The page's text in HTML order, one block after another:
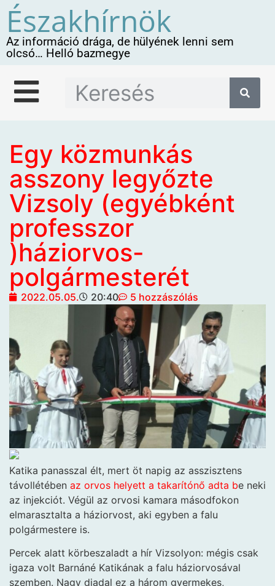
Északhírnök
Az információ drága, de hülyének lenni sem
olcsó… Helló bazmegye
Egy közmunkás
asszony legyőzte
Vizsoly (egyébként
professzor
)háziorvos-
polgármesterét
2022.05.05. 20:40 5 hozzászólás
Katika panasszal élt, mert öt napig az asszisztens
távollétében az orvos helyett a takarítónő adta be neki
az injekciót. Végül az orvosi kamara másodfokon
elmarasztalta a háziorvost, aki egyben a falu
polgármestere is.
Percek alatt körbeszaladt a hír Vizsolyon: mégis csak
igaza volt Barnáné Katikának a falu háziorvosával
szemben. Nagy diadal ez a három gyermekes,